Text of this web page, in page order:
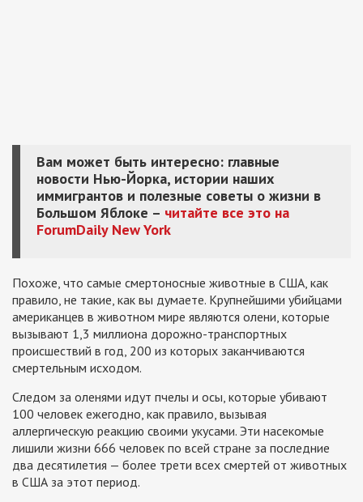
Вам может быть интересно: главные
новости Нью-Йорка, истории наших
иммигрантов и полезные советы о жизни в
Большом Яблоке – читайте все это на
ForumDaily New York
Похоже, что самые смертоносные животные в США, как
правило, не такие, как вы думаете. Крупнейшими убийцами
американцев в животном мире являются олени, которые
вызывают 1,3 миллиона дорожно-транспортных
происшествий в год, 200 из которых заканчиваются
смертельным исходом.
Следом за оленями идут пчелы и осы, которые убивают
100 человек ежегодно, как правило, вызывая
аллергическую реакцию своими укусами. Эти насекомые
лишили жизни 666 человек по всей стране за последние
два десятилетия — более трети всех смертей от животных
в США за этот период.